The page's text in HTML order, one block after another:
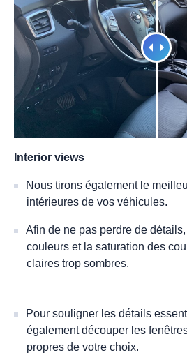
Interior views
Nous tirons également le
intérieures de vos véhicules.
Afin de ne pas perdre de
couleurs et la saturation des
claires trop sombres.
Pour souligner les détails
également découper les
propres de votre choix.